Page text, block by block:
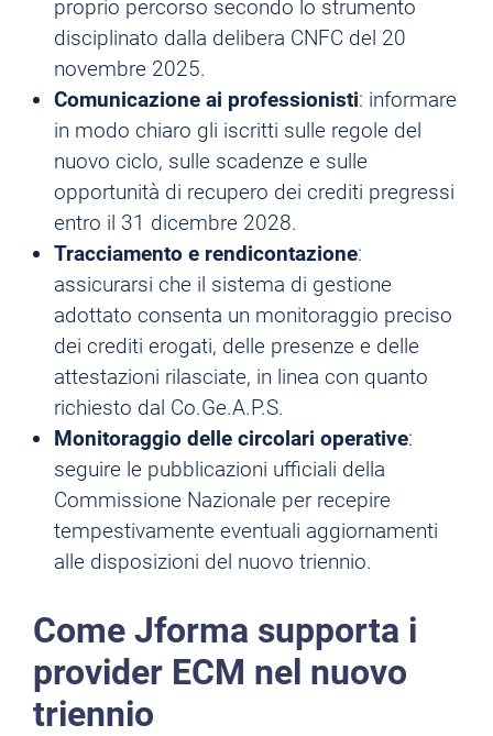
proprio percorso secondo lo strumento
disciplinato dalla delibera CNFC del 20
novembre 2025.
Comunicazione ai professionisti: informare
in modo chiaro gli iscritti sulle regole del
nuovo ciclo, sulle scadenze e sulle
opportunità di recupero dei crediti pregressi
entro il 31 dicembre 2028.
Tracciamento e rendicontazione:
assicurarsi che il sistema di gestione
adottato consenta un monitoraggio preciso
dei crediti erogati, delle presenze e delle
attestazioni rilasciate, in linea con quanto
richiesto dal Co.Ge.A.P.S.
Monitoraggio delle circolari operative:
seguire le pubblicazioni ufficiali della
Commissione Nazionale per recepire
tempestivamente eventuali aggiornamenti
alle disposizioni del nuovo triennio.
Come Jforma supporta i
provider ECM nel nuovo
triennio